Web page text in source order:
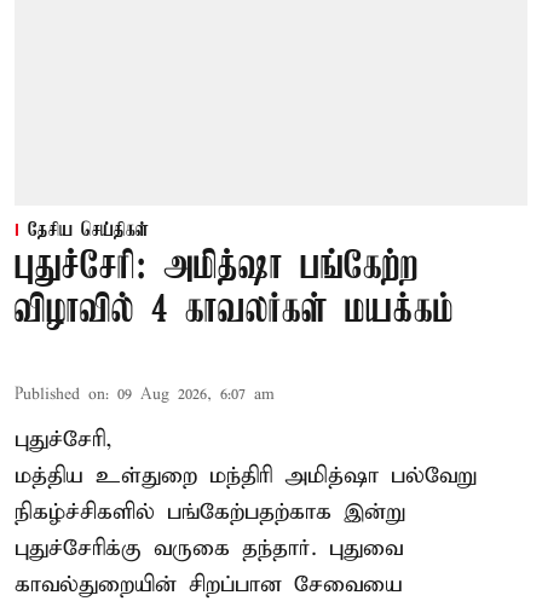
தேசிய செய்திகள்
புதுச்சேரி: அமித்ஷா பங்கேற்ற
விழாவில் 4 காவலர்கள் மயக்கம்
Published on: 09 Aug 2026, 6:07 am
புதுச்சேரி,
மத்திய உள்துறை மந்திரி அமித்ஷா பல்வேறு
நிகழ்ச்சிகளில் பங்கேற்பதற்காக இன்று
புதுச்சேரிக்கு வருகை தந்தார். புதுவை
காவல்துறையின் சிறப்பான சேவையை